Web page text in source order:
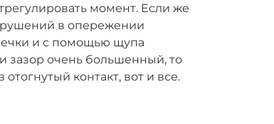
момент. Если же
в опережении
и с помощью щупа
зазор очень большенный, то
контакт, вот и все.